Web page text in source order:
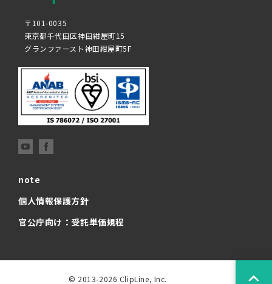
〒101-0035
東京都千代田区神田紺屋町15
グランファースト神田紺屋町5F
note
個人情報保護方針
官公庁向け：受託単価規程
© 2013-2026 ClipLine, Inc.